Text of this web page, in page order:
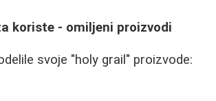
koriste - omiljeni proizvodi
svoje "holy grail" proizvode: